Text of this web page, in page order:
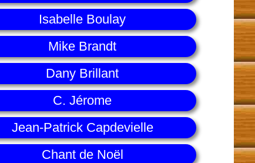
Isabelle Boulay
Mike Brandt
Dany Brillant
C. Jérome
Jean-Patrick Capdevielle
Chant de Noël